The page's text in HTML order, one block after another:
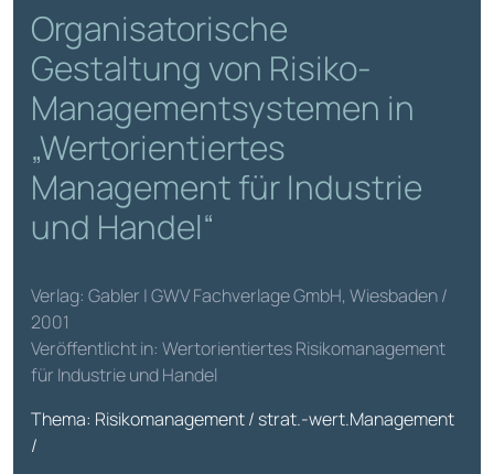
Organisatorische
Gestaltung von Risiko-
Managementsystemen in
„Wertorientiertes
Management für Industrie
und Handel“
Verlag: Gabler | GWV Fachverlage GmbH, Wiesbaden /
2001
Veröffentlicht in: Wertorientiertes Risikomanagement
für Industrie und Handel
Thema: Risikomanagement / strat.-wert.Management
/